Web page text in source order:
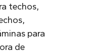
techos,
para
de